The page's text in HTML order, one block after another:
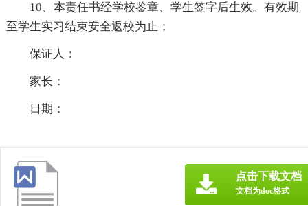
10、本责任书经学校鉴章、学生签字后生效。有效期
至学生实习结束安全返校为止；
保证人：
家长：
日期：
点击下载文档
文档为doc格式